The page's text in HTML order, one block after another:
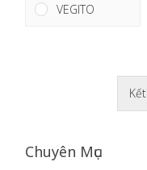
VEGITO
Chuyên Mục